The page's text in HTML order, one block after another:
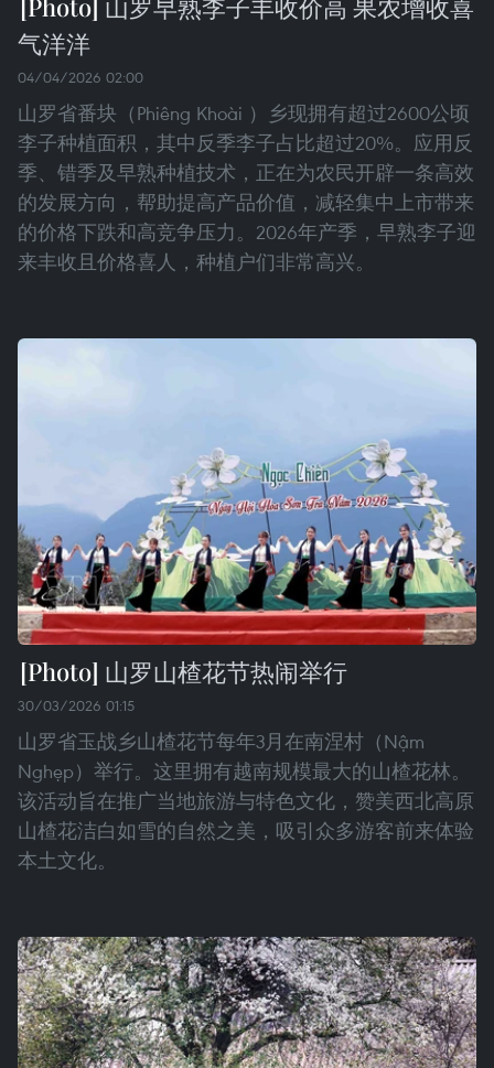
山罗早熟李子丰收价高 果农增收喜
气洋洋
04/04/2026 02:00
山罗省番块（Phiêng Khoài ）乡现拥有超过2600公顷
李子种植面积，其中反季李子占比超过20%。应用反
季、错季及早熟种植技术，正在为农民开辟一条高效
的发展方向，帮助提高产品价值，减轻集中上市带来
的价格下跌和高竞争压力。2026年产季，早熟李子迎
来丰收且价格喜人，种植户们非常高兴。
山罗山楂花节热闹举行
30/03/2026 01:15
山罗省玉战乡山楂花节每年3月在南涅村（Nậm
Nghẹp）举行。这里拥有越南规模最大的山楂花林。
该活动旨在推广当地旅游与特色文化，赞美西北高原
山楂花洁白如雪的自然之美，吸引众多游客前来体验
本土文化。